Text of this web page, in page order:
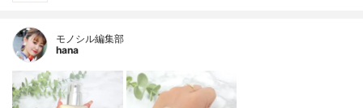
モノシル編集部
hana